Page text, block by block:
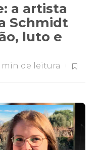
a artista
Schmidt
luto e
min de leitura